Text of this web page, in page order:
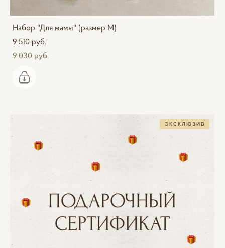
Набор "Для мамы" (размер M)
9 510 pуб.
9 030 pуб.
ЭКСКЛЮЗИВ